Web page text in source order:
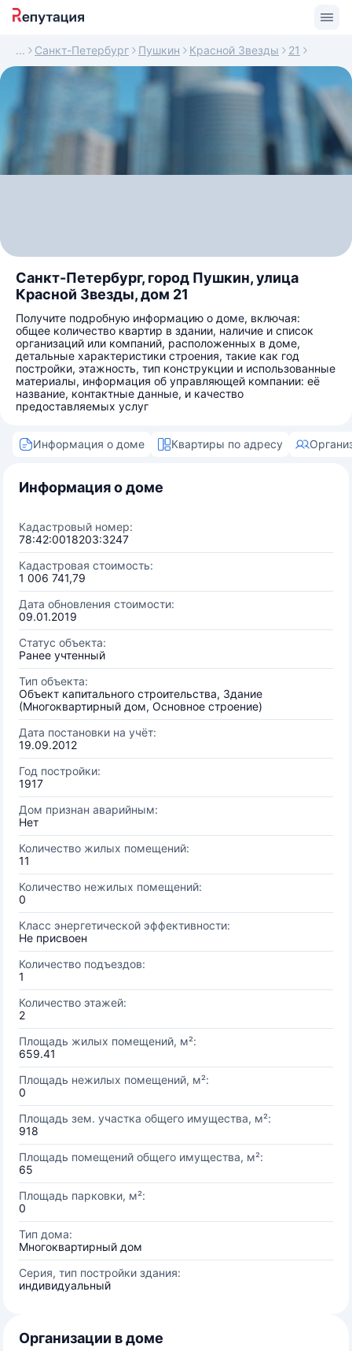
Санкт-Петербург Пушкин Красной Звезды 21
Санкт-Петербург, город Пушкин, улица
Красной Звезды, дом 21
Получите подробную информацию о доме, включая:
общее количество квартир в здании, наличие и список
организаций или компаний, расположенных в доме,
детальные характеристики строения, такие как год
постройки, этажность, тип конструкции и использованные
материалы, информация об управляющей компании: её
название, контактные данные, и качество
предоставляемых услуг
Информация о доме Квартиры по адресу
Информация о доме
Кадастровый номер:
78:42:0018203:3247
Кадастровая стоимость:
1 006 741,79
Дата обновления стоимости:
09.01.2019
Статус объекта:
Ранее учтенный
Тип объекта:
Объект капитального строительства, Здание
(Многоквартирный дом, Основное строение)
Дата постановки на учёт:
19.09.2012
Год постройки:
1917
Дом признан аварийным:
Нет
Количество жилых помещений:
11
Количество нежилых помещений:
0
Класс энергетической эффективности:
Не присвоен
Количество подъездов:
1
Количество этажей:
2
Площадь жилых помещений, м²:
659.41
Площадь нежилых помещений, м²:
0
Площадь зем. участка общего имущества, м²:
918
Площадь помещений общего имущества, м²:
65
Площадь парковки, м²:
0
Тип дома:
Многоквартирный дом
Серия, тип постройки здания:
индивидуальный
Организации в доме